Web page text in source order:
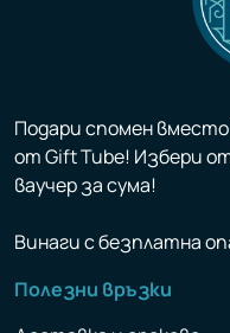
Подари спомен
от Gift Tube! Избери
ваучер за сума!
Винаги с безплатна
Полезни връзки